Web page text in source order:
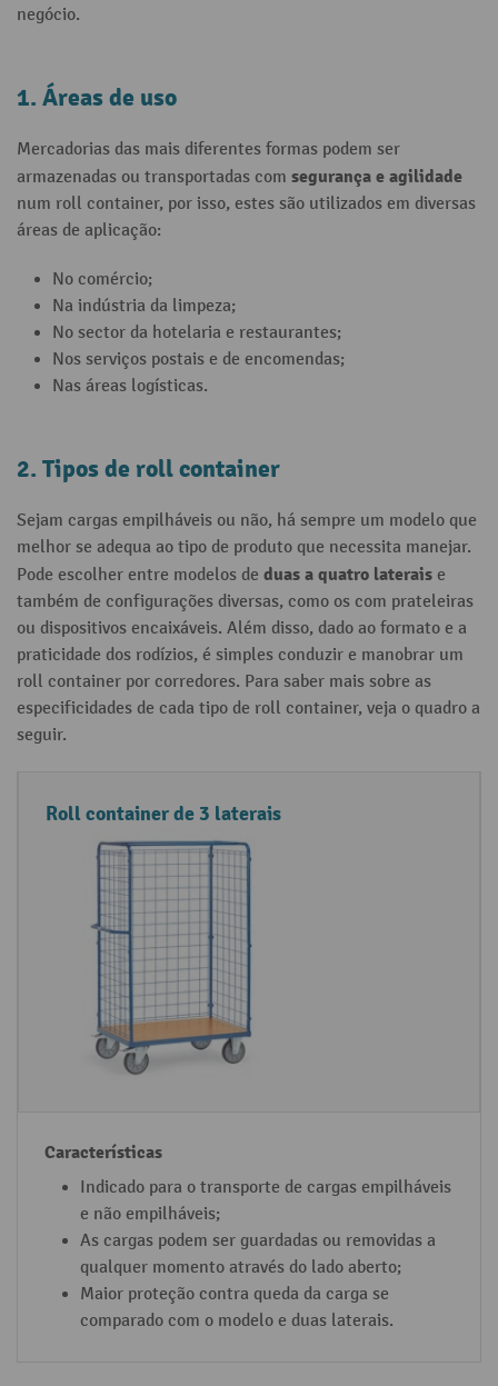
negócio.
1. Áreas de uso
Mercadorias das mais diferentes formas podem ser
armazenadas ou transportadas com segurança e agilidade
num roll container, por isso, estes são utilizados em diversas
áreas de aplicação:
No comércio;
Na indústria da limpeza;
No sector da hotelaria e restaurantes;
Nos serviços postais e de encomendas;
Nas áreas logísticas.
2. Tipos de roll container
Sejam cargas empilháveis ou não, há sempre um modelo que
melhor se adequa ao tipo de produto que necessita manejar.
Pode escolher entre modelos de duas a quatro laterais e
também de configurações diversas, como os com prateleiras
ou dispositivos encaixáveis. Além disso, dado ao formato e a
praticidade dos rodízios, é simples conduzir e manobrar um
roll container por corredores. Para saber mais sobre as
especificidades de cada tipo de roll container, veja o quadro a
seguir.
T
i
p
o
d
e
o
l
o
n
t
a
i
n
e
C
a
r
a
r
í
a
s
Roll container de 3 laterais
Indicado para o transporte de cargas empilháveis
e não empilháveis;
As cargas podem ser guardadas ou removidas a
qualquer momento através do lado aberto;
Maior proteção contra queda da carga se
comparado com o modelo e duas laterais.